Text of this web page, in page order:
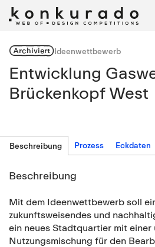
ArchiviertIdeenwettbewerb
Entwicklung
Brückenkopf West
Beschreibung Prozess Eckdaten
Beschreibung
Mit dem Ideenwettbewerb soll
zukunftsweisendes und
ein neues Stadtquartier mit einer
Nutzungsmischung für den